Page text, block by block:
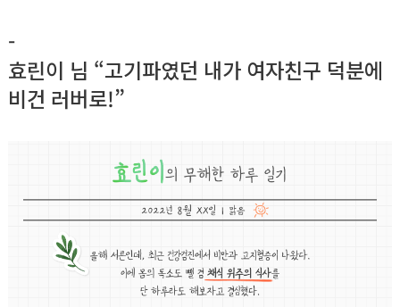
-
효린이 님 “고기파였던 내가 여자친구 덕분에
비건 러버로!”